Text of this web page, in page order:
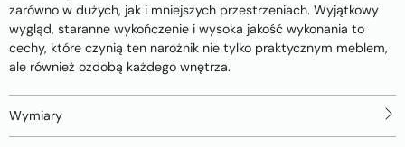
zarówno w dużych, jak i mniejszych przestrzeniach. Wyjątkowy
wygląd, staranne wykończenie i wysoka jakość wykonania to
cechy, które czynią ten narożnik nie tylko praktycznym meblem,
ale również ozdobą każdego wnętrza.
Wymiary